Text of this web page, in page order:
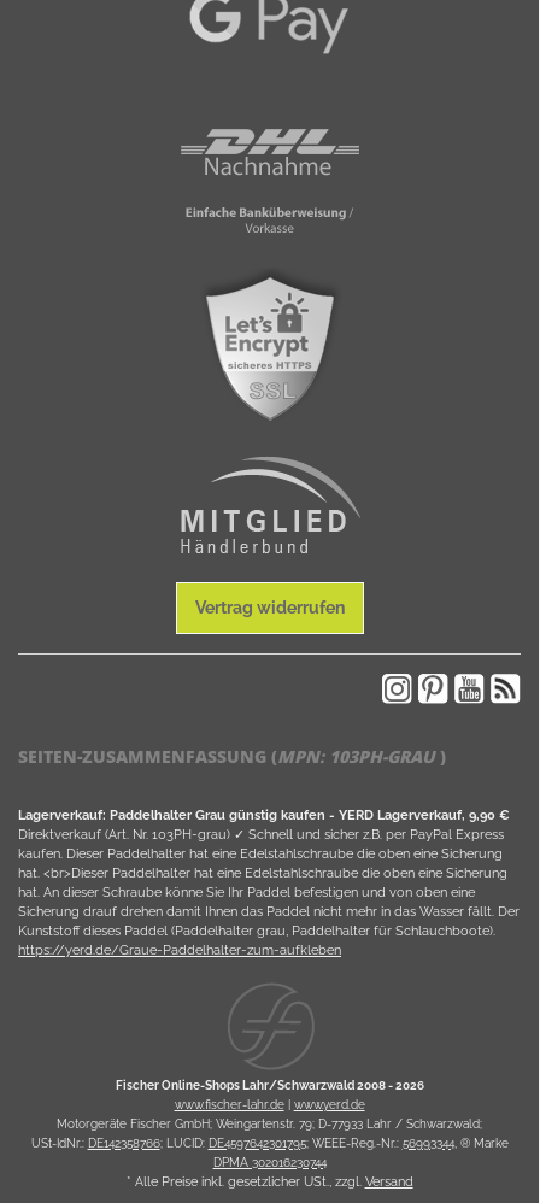
Vertrag widerrufen
SEITEN-ZUSAMMENFASSUNG (MPN: 103PH-GRAU)
Lagerverkauf: Paddelhalter Grau günstig kaufen - YERD Lagerverkauf, 9,90 €
Direktverkauf (Art. Nr. 103PH-grau) ✓ Schnell und sicher z.B. per PayPal Express
kaufen. Dieser Paddelhalter hat eine Edelstahlschraube die oben eine Sicherung
hat. <br>Dieser Paddelhalter hat eine Edelstahlschraube die oben eine Sicherung
hat. An dieser Schraube könne Sie Ihr Paddel befestigen und von oben eine
Sicherung drauf drehen damit Ihnen das Paddel nicht mehr in das Wasser fällt. Der
Kunststoff dieses Paddel (Paddelhalter grau, Paddelhalter für Schlauchboote).
https://yerd.de/Graue-Paddelhalter-zum-aufkleben
Fischer Online-Shops Lahr/Schwarzwald 2008 -2026
www.fischer-lahr.de| www.yerd.de
Motorgeräte Fischer GmbH; Weingartenstr. 79; D-77933 Lahr / Schwarzwald;
USt-IdNr.: DE142358766; LUCID: DE4597642301795; WEEE-Reg.-Nr.: 56993344, ® Marke
DPMA 302016230744
* Alle Preise inkl. gesetzlicher USt., zzgl. Versand